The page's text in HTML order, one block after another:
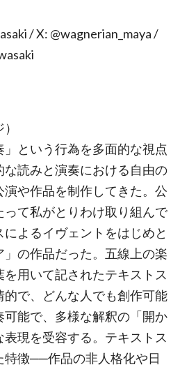
/ X: @wagnerian_maya /
という行為を多面的な視点
読みと演奏における自由の
や作品を制作してきた。公
て私がとりわけ取り組んで
よるイヴェントをはじめと
の作品だった。五線上の楽
用いて記されたテキストス
的で、どんな人でも創作可能
能で、多様な解釈の「開か
現を受容する。テキストス
特徴──作品の非人格化や日